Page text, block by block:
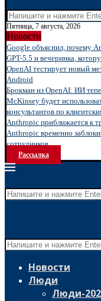
Пятница, 7 августа, 2026
Новости
Google объяснил, почему
GPT-5.5 и вечеринка,
OpenAI тестирует новый
Android
Брокман из OpenAI: ИИ
McKinsey будет
консультантов по
Anthropic приближается к
Anthropic временно
сотрудников...
Рассылка
Новости
Люди
Люди-